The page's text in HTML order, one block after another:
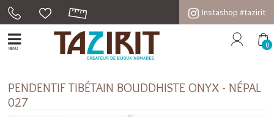
Instashop #tazirit
MENU 0
PENDENTIF TIBÉTAIN BOUDDHISTE ONYX - NÉPAL
027